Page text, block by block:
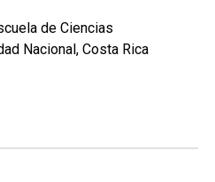
de Ciencias
Nacional, Costa Rica